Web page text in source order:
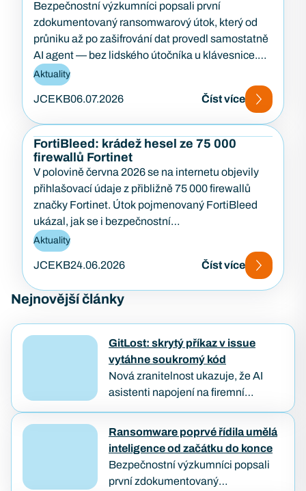
Bezpečnostní výzkumníci popsali první
zdokumentovaný ransomwarový útok, který od
průniku až po zašifrování dat provedl samostatně
AI agent — bez lidského útočníka u klávesnice.
Případ…
Aktuality
JCEKB06.07.2026 Číst více
FortiBleed: krádež hesel ze 75 000
firewallů Fortinet
V polovině června 2026 se na internetu objevily
přihlašovací údaje z přibližně 75 000 firewallů
značky Fortinet. Útok pojmenovaný FortiBleed
ukázal, jak se i bezpečnostní…
Aktuality
JCEKB24.06.2026 Číst více
Nejnovější články
GitLost: skrytý příkaz v issue
vytáhne soukromý kód
Nová zranitelnost ukazuje, že AI
asistenti napojení na firemní
obyčejným textem. Útočníkovi stačí
založit veřejný požadavek na opravu
a počkat, až…
Ransomware poprvé řídila umělá
inteligence od začátku do konce
Bezpečnostní výzkumníci popsali
první zdokumentovaný